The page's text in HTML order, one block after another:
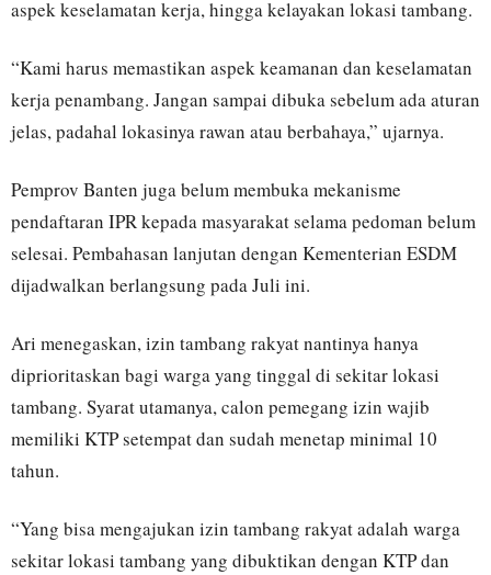
aspek keselamatan kerja, hingga kelayakan lokasi tambang.
“Kami harus memastikan aspek keamanan dan keselamatan
kerja penambang. Jangan sampai dibuka sebelum ada aturan
jelas, padahal lokasinya rawan atau berbahaya,” ujarnya.
Pemprov Banten juga belum membuka mekanisme
pendaftaran IPR kepada masyarakat selama pedoman belum
selesai. Pembahasan lanjutan dengan Kementerian ESDM
dijadwalkan berlangsung pada Juli ini.
Ari menegaskan, izin tambang rakyat nantinya hanya
diprioritaskan bagi warga yang tinggal di sekitar lokasi
tambang. Syarat utamanya, calon pemegang izin wajib
memiliki KTP setempat dan sudah menetap minimal 10
tahun.
“Yang bisa mengajukan izin tambang rakyat adalah warga
sekitar lokasi tambang yang dibuktikan dengan KTP dan